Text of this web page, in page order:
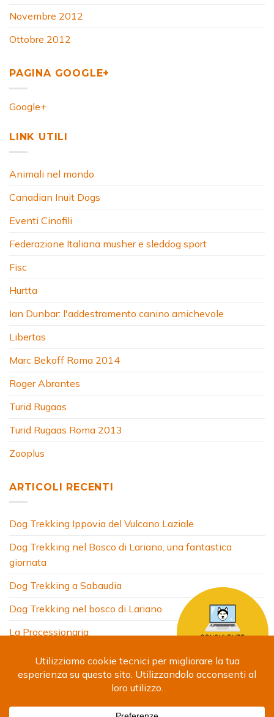
Novembre 2012
Ottobre 2012
PAGINA GOOGLE+
Google+
LINK UTILI
Animali nel mondo
Canadian Inuit Dogs
Eventi Cinofili
Federazione Italiana musher e sleddog sport
Fisc
Hurtta
Ian Dunbar: l'addestramento canino amichevole
Libertas
Marc Bekoff Roma 2014
Roger Abrantes
Turid Rugaas
Turid Rugaas Roma 2013
Zooplus
ARTICOLI RECENTI
Dog Trekking Ippovia del Vulcano Laziale
Dog Trekking nel Bosco di Lariano, una fantastica
giornata
Dog Trekking a Sabaudia
Dog Trekking nel bosco di Lariano
La Processionaria
COSA FACCIO